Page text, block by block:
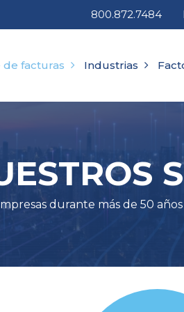
800.872.7484
de facturas Industrias
durante más de 50